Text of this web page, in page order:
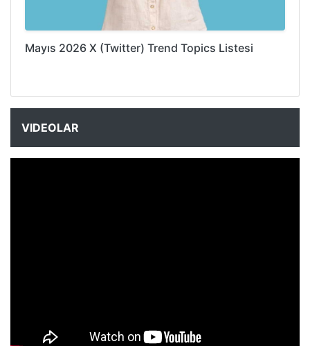
Mayıs 2026 X (Twitter) Trend Topics Listesi
VIDEOLAR
NYXmag 2. Yaş Kutlama Etkinliği